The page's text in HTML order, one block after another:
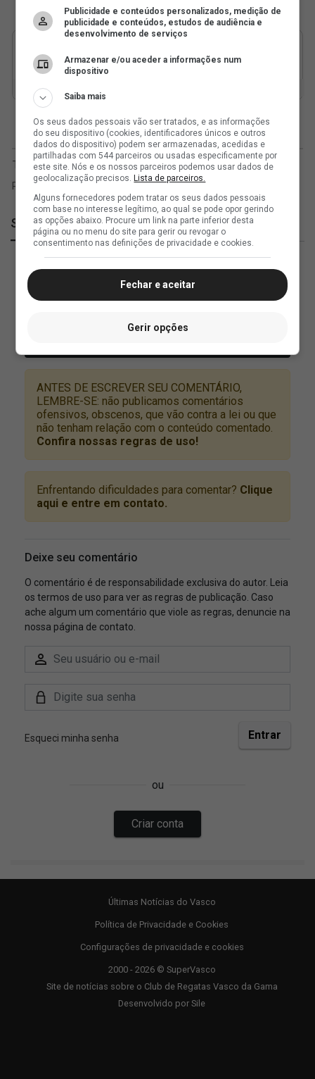
SuperVasco
Últimas Notícias do Vasco
Política de Privacidade e Cookies
Configurações de privacidade e cookies
2000 - 2026 © SuperVasco
Site de notícias sobre o Club de Regatas Vasco da Gama
Desenvolvido por Sile
Publicidade e conteúdos personalizados, medição de
publicidade e conteúdos, estudos de audiência e
desenvolvimento de serviços
Armazenar e/ou aceder a informações num
dispositivo
Saiba mais
Os seus dados pessoais vão ser tratados, e as informações
do seu dispositivo (cookies, identificadores únicos e outros
dados do dispositivo) podem ser armazenadas, acedidas e
partilhadas com 544 parceiros ou usadas especificamente por
este site. Nós e os nossos parceiros podemos usar dados de
geolocalização precisos. Lista de parceiros.
Alguns fornecedores podem tratar os seus dados pessoais
com base no interesse legítimo, ao qual se pode opor gerindo
as opções abaixo. Procure um link na parte inferior desta
página ou no menu do site para gerir ou revogar o
consentimento nas definições de privacidade e cookies.
Fechar e aceitar
Gerir opções